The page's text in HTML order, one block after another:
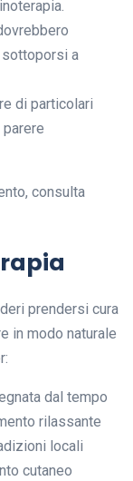
a
di particolari
consulta
prendersi cura
in modo naturale
dal tempo
rilassante
locali
cutaneo